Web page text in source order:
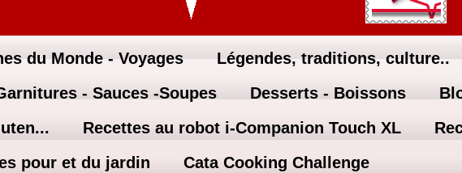
du Monde - Voyages Légendes, traditions, culture..
- Sauces -Soupes Desserts - Boissons
Recettes au robot i-Companion Touch XL
pour et du jardin Cata Cooking Challenge